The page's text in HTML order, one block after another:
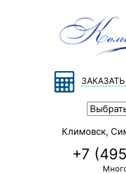
Климовск,
+7